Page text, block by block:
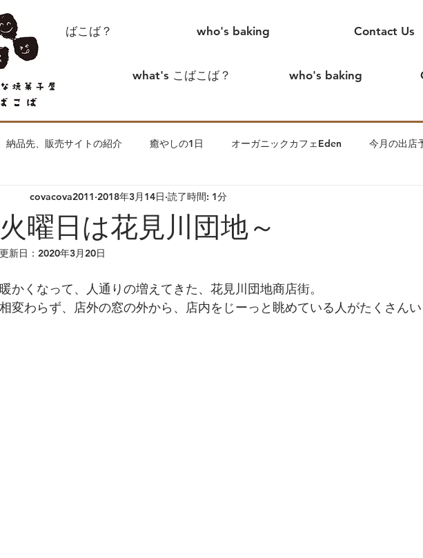
what's こばこば？ who's baking
納品先、販売サイトの紹介 癒やしの1日 オーガニックカフェEden 今月の出店
が関係ない話 はじめまして、こばこばです。
のご依頼お待ちしております。
こばこばの焼菓子について
火曜日は花見川団地～
covacova2011 2018年3月14日 読了時間: 1分
更新日： 2020年3月20日
暖かくなって、人通りの増えてきた、花見川団地商店街。
相変わらず、店外の窓の外から、店内をじーっと眺めている人がたくさん
what's こばこば？ who's baking Contact Us